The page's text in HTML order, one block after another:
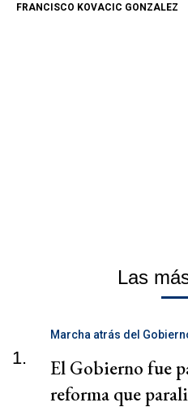
FRANCISCO KOVACIC GONZALEZ
Las
1.
Marcha atrás del
El Gobierno fue
reforma que